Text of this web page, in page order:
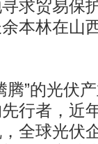
求贸易保
本林在山
”的光伏产
行者，近
全球光伏